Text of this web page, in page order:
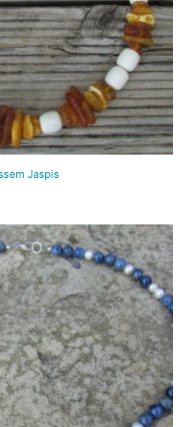
Jaspis